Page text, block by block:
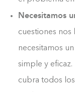
Necesitamos
cuestiones nos
necesitamos
simple y
cubra todos